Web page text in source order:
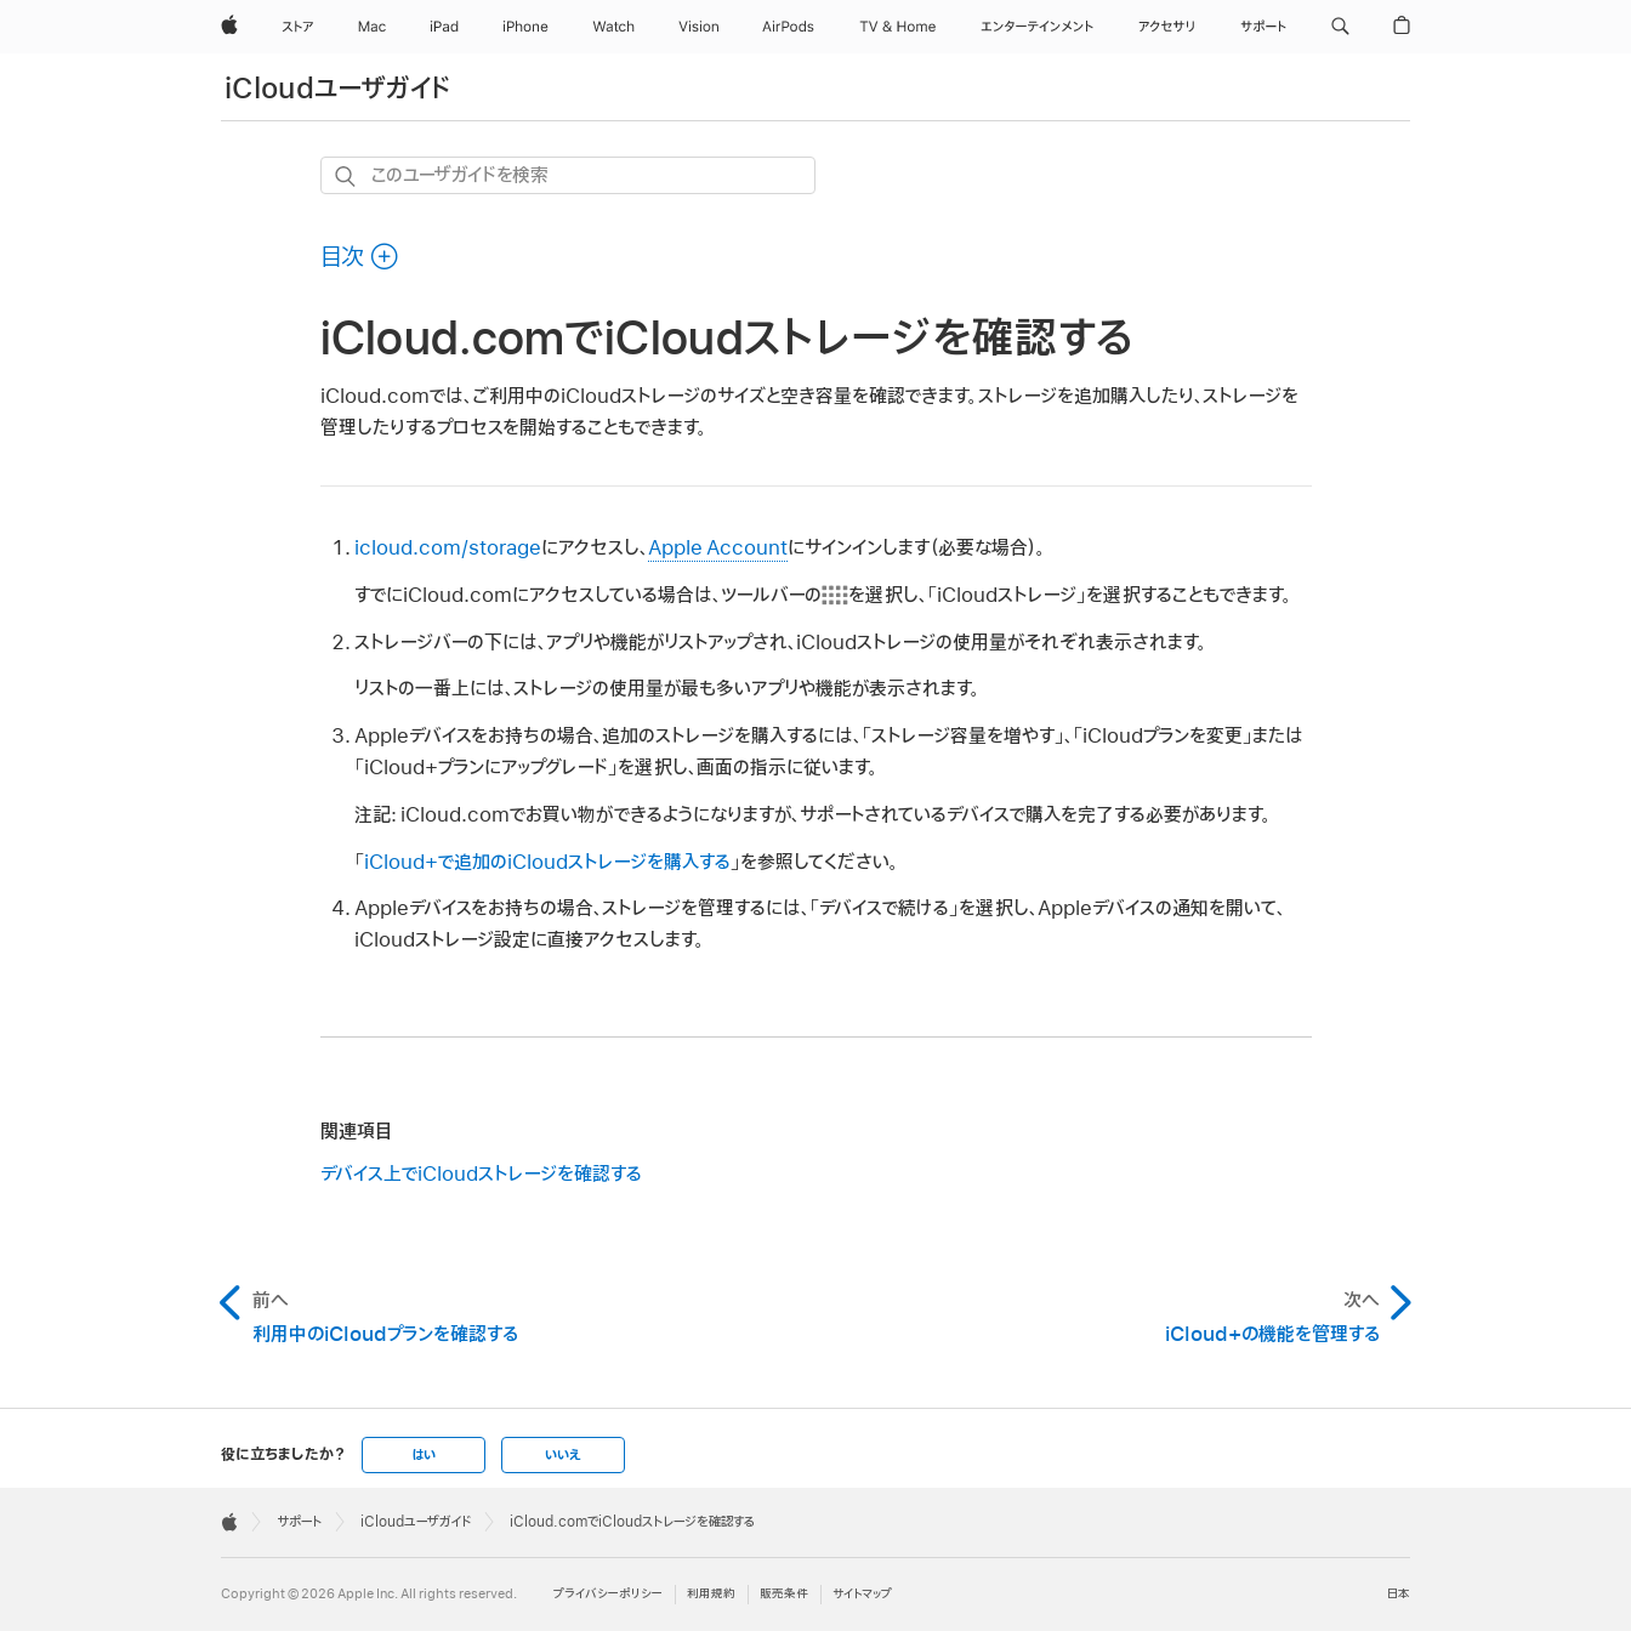
Appleストア Mac iPad iPhone Watch Vision AirPods TV & Home エンターテインメント アクセサリ サポート
iCloudユーザガイド
こ
ー
ガ
イ
ド
を
索
目次
iCloud.comでiCloudストレージを確認する
iCloud.comでは、ご利用中のiCloudストレージのサイズと空き容量を確認できます。ストレージを追加購入したり、ストレージを
管理したりするプロセスを開始することもできます。
icloud.com/storageにアクセスし、Apple Accountにサインインします（必要な場合）。
すでにiCloud.comにアクセスしている場合は、ツールバーの
を選択し、「iCloudストレージ」を選択することもできます。
ストレージバーの下には、アプリや機能がリストアップされ、iCloudストレージの使用量がそれぞれ表示されます。
リストの一番上には、ストレージの使用量が最も多いアプリや機能が表示されます。
Appleデバイスをお持ちの場合、追加のストレージを購入するには、「ストレージ容量を増やす」、「iCloudプランを変更」または
「iCloud+プランにアップグレード」を選択し、画面の指示に従います。
注記: iCloud.comでお買い物ができるようになりますが、サポートされているデバイスで購入を完了する必要があります。
「iCloud+で追加のiCloudストレージを購入する 」を参照してください。
Appleデバイスをお持ちの場合、ストレージを管理するには、「デバイスで続ける」を選択し、Appleデバイスの通知を開いて、
iCloudストレージ設定に直接アクセスします。
関連項目
デバイス上でiCloudストレージを確認する
前へ
利用中のiCloudプランを確認する
次へ
iCloud+の機能を管理する
役に立ちましたか？ はい いいえ
Footer

サポート iCloudユーザガイド iCloud.comでiCloudストレージを確認する
日本
Copyright © 2026 Apple Inc. All rights reserved. プライバシーポリシー 利用規約 販売条件 サイトマップ